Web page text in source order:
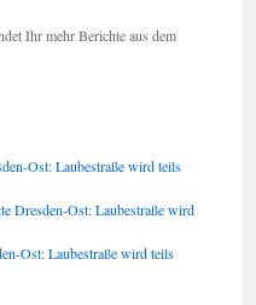
Ihr mehr Berichte aus dem
Ost: Laubestraße wird teils
Dresden-Ost: Laubestraße wird
Ost: Laubestraße wird teils